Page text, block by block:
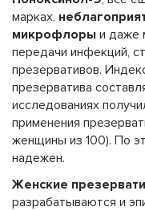
марках,
микрофлоры и даже
передачи инфекций,
презервативов.
презерватива
исследованиях
применения
женщины из 100). По
надежен.
Женские
разрабатываются и